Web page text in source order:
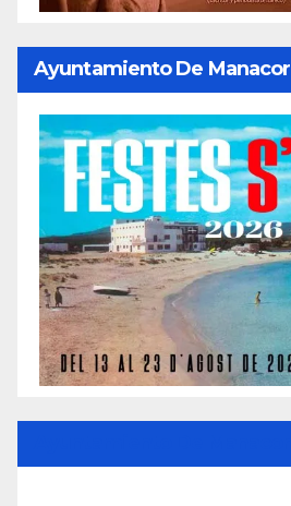
Ayuntamiento De Manacor